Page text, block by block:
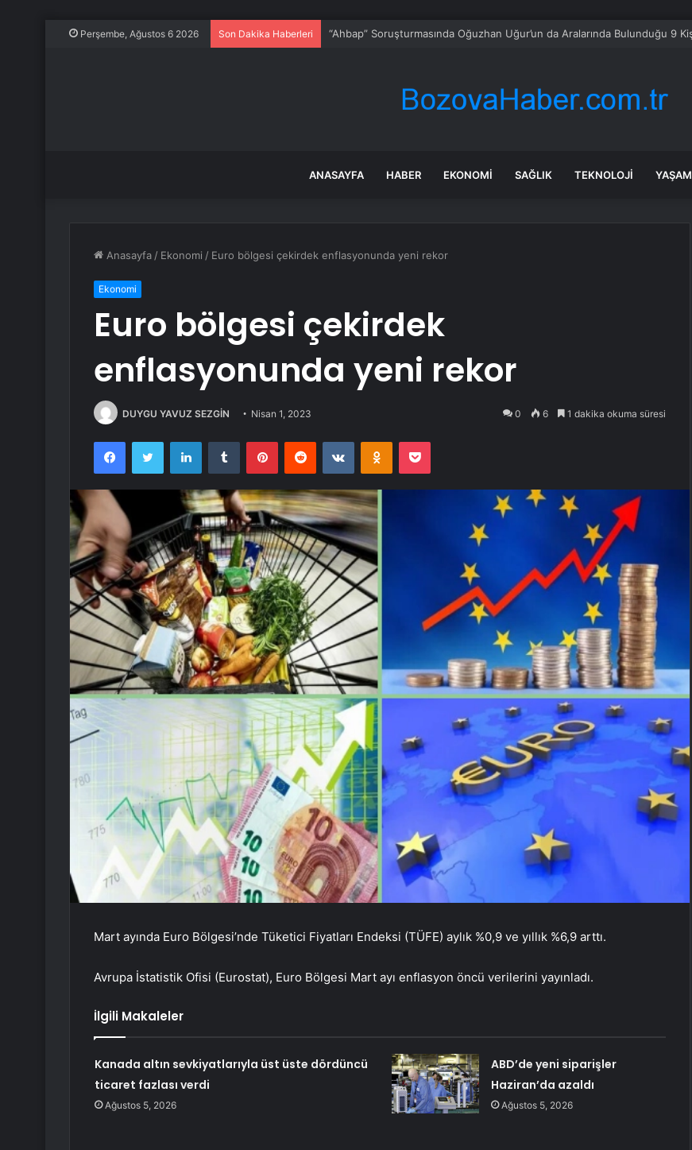
Perşembe, Ağustos 6 2026 Son Dakika Haberleri Çekya Hükümeti Okullarda Cep Telefonu Yasağını Onayladı
ANASAYFA HABER EKONOMI SAĞLIK TEKNOLOJI YAŞAM
Anasayfa / Ekonomi / Euro bölgesi çekirdek enflasyonunda yeni rekor
Ekonomi
Euro bölgesi çekirdek
enflasyonunda yeni rekor
DUYGU YAVUZ SEZGİN Nisan 1, 2023 0 6 1 dakika okuma süresi
FacebookTwitter LinkedInTumblr PinterestReddit VKontakteOdnoklassniki
Pocket
Mart ayında Euro Bölgesi’nde Tüketici Fiyatları Endeksi (TÜFE) aylık %0,9 ve yıllık %6,9 arttı.
Avrupa İstatistik Ofisi (Eurostat), Euro Bölgesi Mart ayı enflasyon öncü verilerini yayınladı.
İlgili Makaleler
Kanada altın sevkiyatlarıyla üst üste dördüncü
ticaret fazlası verdi
Ağustos 5, 2026
ABD’de yeni siparişler
Haziran’da azaldı
Ağustos 5, 2026